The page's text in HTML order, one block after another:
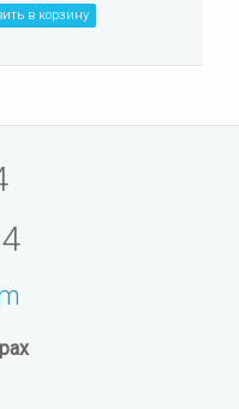
в корзину